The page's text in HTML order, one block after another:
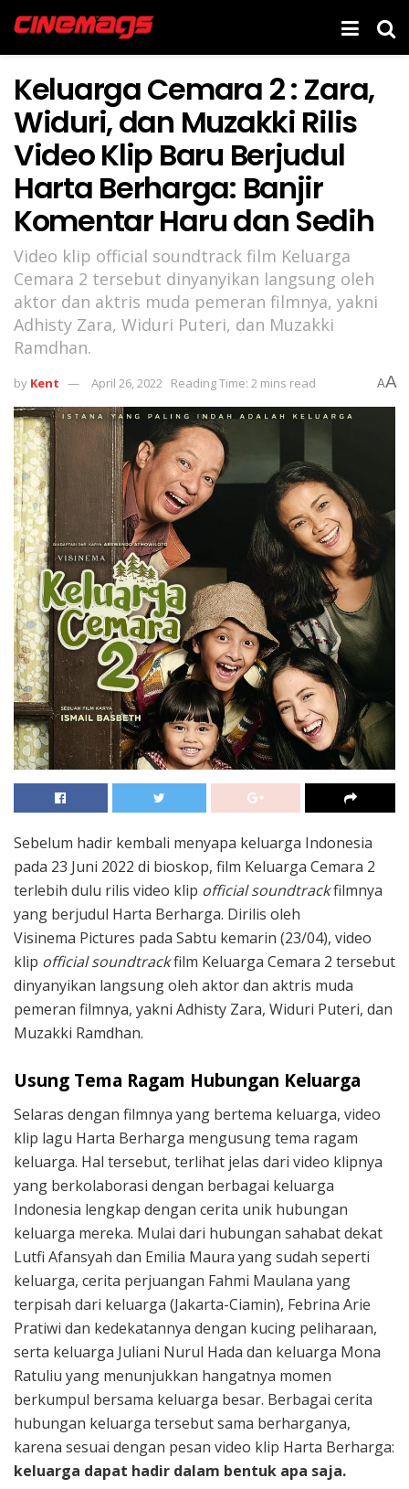
Keluarga Cemara 2 : Zara,
Widuri, dan Muzakki Rilis
Video Klip Baru Berjudul
Harta Berharga: Banjir
Komentar Haru dan Sedih
Video klip official soundtrack film Keluarga
Cemara 2 tersebut dinyanyikan langsung oleh
aktor dan aktris muda pemeran filmnya, yakni
Adhisty Zara, Widuri Puteri, dan Muzakki
Ramdhan.
by Kent April 26, 2022 Reading Time: 2 mins read AA
Sebelum hadir kembali menyapa keluarga Indonesia
pada 23 Juni 2022 di bioskop, film Keluarga Cemara 2
terlebih dulu rilis video klip official soundtrackfilmnya
yang berjudul Harta Berharga. Dirilis oleh
Visinema Pictures pada Sabtu kemarin (23/04), video
klip official soundtrackfilm Keluarga Cemara 2 tersebut
dinyanyikan langsung oleh aktor dan aktris muda
pemeran filmnya, yakni Adhisty Zara, Widuri Puteri, dan
Muzakki Ramdhan.
Usung Tema Ragam Hubungan Keluarga
Selaras dengan filmnya yang bertema keluarga, video
klip lagu Harta Berharga mengusung tema ragam
keluarga. Hal tersebut, terlihat jelas dari video klipnya
yang berkolaborasi dengan berbagai keluarga
Indonesia lengkap dengan cerita unik hubungan
keluarga mereka. Mulai dari hubungan sahabat dekat
Lutfi Afansyah dan Emilia Maura yang sudah seperti
keluarga, cerita perjuangan Fahmi Maulana yang
terpisah dari keluarga (Jakarta-Ciamin), Febrina Arie
Pratiwi dan kedekatannya dengan kucing peliharaan,
serta keluarga Juliani Nurul Hada dan keluarga Mona
Ratuliu yang menunjukkan hangatnya momen
berkumpul bersama keluarga besar. Berbagai cerita
hubungan keluarga tersebut sama berharganya,
karena sesuai dengan pesan video klip Harta Berharga:
keluarga dapat hadir dalam bentuk apa saja.